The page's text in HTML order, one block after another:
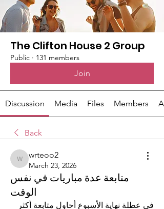
The Clifton House 2 Group
Public · 131 members
Join
Discussion Media Files Members
Back
wrteoo2
wrteoo2
March 23, 2026
متابعة عدة مباريات في نفس
الوقت